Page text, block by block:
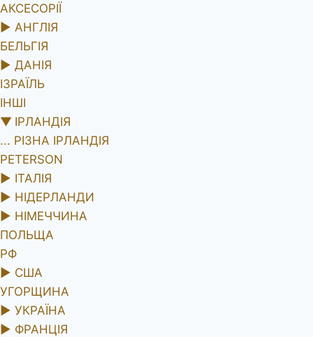
АКСЕСОРІЇ
► АНГЛІЯ
БЕЛЬГІЯ
► ДАНІЯ
ІЗРАЇЛЬ
ІНШІ
▼ ІРЛАНДІЯ
... РІЗНА ІРЛАНДІЯ
PETERSON
► ІТАЛІЯ
► НІДЕРЛАНДИ
► НІМЕЧЧИНА
ПОЛЬЩА
РФ
► США
УГОРЩИНА
► УКРАЇНА
► ФРАНЦІЯ